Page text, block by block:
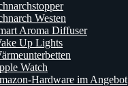
Westen
Aroma Diffuser
Up Lights
Watch
Hardware im Angebot